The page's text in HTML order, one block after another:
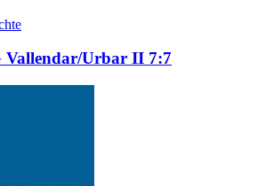
Vallendar/Urbar II 7:7